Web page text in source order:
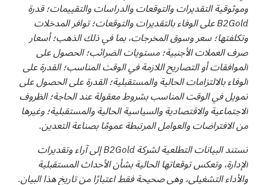
وموثوقية التقديرات والتوقعات والدراسات والتقييمات؛ قدرة
B2Gold على الوفاء بالتقديرات والتوقعات؛ توافر المدخلات
وتكلفتها؛ سعر وسوق المخرجات، بما في ذلك الذهب؛ أسعار
صرف العملات الأجنبية؛ مستويات الضرائب؛ الحصول على
الموافقات أو التصاريح اللازمة في الوقت المناسب؛ القدرة على
الوفاء بالالتزامات الحالية والمستقبلية؛ القدرة على الحصول على
تمويل في الوقت المناسب بشروط معقولة عند الحاجة؛ الظروف
الاجتماعية والاقتصادية والسياسية الحالية والمستقبلية؛ وغيرها
من الافتراضات والعوامل المرتبطة عمومًا بصناعة التعدين.
تستند البيانات التطلعية لشركة B2Gold إلى آراء وتقديرات
الإدارة، وتعكس توقعاتها الحالية بشأن الأحداث المستقبلية
والأداء التشغيلي، وهي صحيحة فقط اعتبارًا من تاريخ هذا البيان.